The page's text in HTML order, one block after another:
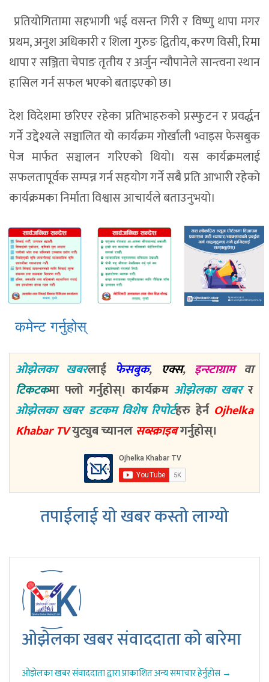
प्रतियोगितामा सहभागी भई वसन्त गिरी र विष्णु थापा मगर
प्रथम, अनुश अधिकारी र शिला गुरुङ द्वितीय, करण विसी, रिमा
थापा र सञ्जिता चेपाङ तृतीय र अर्जुन न्यौपानेले सान्त्वना स्थान
हासिल गर्न सफल भएको बताइएको छ।
देश विदेशमा छरिएर रहेका प्रतिभाहरुको प्रस्फुटन र प्रवर्द्धन
गर्ने उद्देश्यले सञ्चालित यो कार्यक्रम गोर्खाली भ्वाइस फेसबुक
पेज मार्फत सञ्चालन गरिएको थियो। यस कार्यक्रमलाई
सफलतापूर्वक सम्पन्न गर्न सहयोग गर्ने सबै प्रति आभारी रहेको
कार्यक्रमका निर्माता विश्वास आचार्यले बताउनुभयो।
कमेन्ट गर्नुहोस्
ओझेलका खबरलाई फेसबुक, एक्स, इन्स्टाग्रामवा
टिकटकमा फ्लो गर्नुहोस्। कार्यक्रम ओझेलका खबरर
ओझेलका खबर डटकम विशेष रिपोर्टहरु हेर्न Ojhelka
Khabar TVयुट्युब च्यानल सब्स्क्राइबगर्नुहोस्।
तपाईलाई यो खबर कस्तो लाग्यो
ओझेलका खबर संवाददाता को बारेमा
ओझेलका खबर संवाददाता द्वारा प्राकाशित अन्य समाचार हेर्नुहोस →